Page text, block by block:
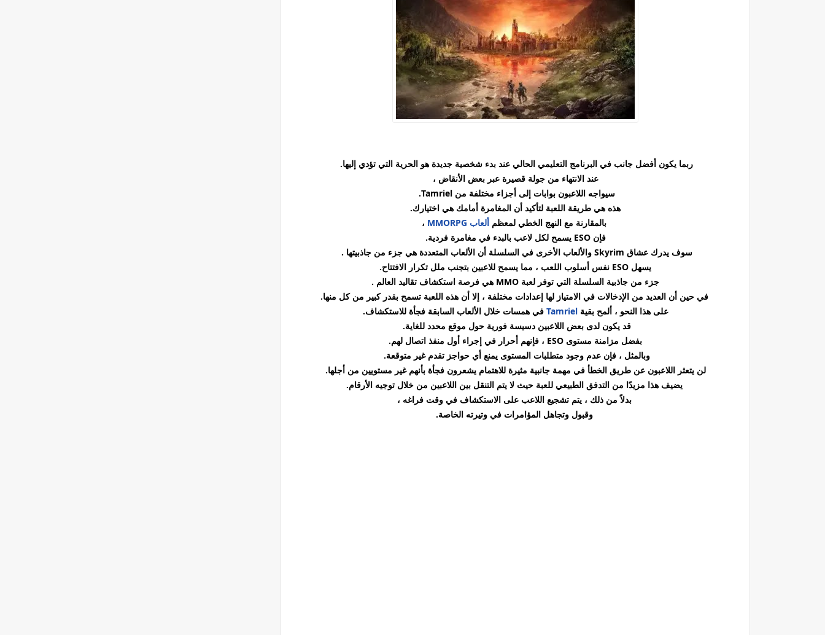
ربما يكون أفضل جانب في البرنامج التعليمي الحالي عند بدء شخصية جديدة هو الحرية التي تؤدي إليها.
عند الانتهاء من جولة قصيرة عبر بعض الأنقاض ،
سيواجه اللاعبون بوابات إلى أجزاء مختلفة من Tamriel.
هذه هي طريقة اللعبة لتأكيد أن المغامرة أمامك هي اختيارك.
بالمقارنة مع النهج الخطي لمعظم ألعاب MMORPG
،
فإن ESO يسمح لكل لاعب بالبدء في مغامرة فردية.
سوف يدرك عشاق Skyrim والألعاب الأخرى في السلسلة أن الألعاب المتعددة هي جزء من جاذبيتها .
يسهل ESO نفس أسلوب اللعب ، مما يسمح للاعبين بتجنب ملل تكرار الافتتاح.
جزء من جاذبية السلسلة التي توفر لعبة MMO هي فرصة استكشاف تقاليد العالم .
في حين أن العديد من الإدخالات في الامتياز لها إعدادات مختلفة ، إلا أن هذه اللعبة تسمح بقدر كبير من كل منها.
على هذا النحو ، ألمح بقيةTamriel في همسات خلال الألعاب السابقة فجأة للاستكشاف.
قد يكون لدى بعض اللاعبين دسيسة فورية حول موقع محدد للغاية.
بفضل مزامنة مستوى ESO ، فإنهم أحرار في إجراء أول منفذ اتصال لهم.
وبالمثل ، فإن عدم وجود متطلبات المستوى يمنع أي حواجز تقدم غير متوقعة.
لن يتعثر اللاعبون عن طريق الخطأ في مهمة جانبية مثيرة للاهتمام يشعرون فجأة بأنهم غير مستويين من أجلها.
يضيف هذا مزيدًا من التدفق الطبيعي للعبة حيث لا يتم التنقل بين اللاعبين من خلال توجيه الأرقام.
بدلاً من ذلك ، يتم تشجيع اللاعب على الاستكشاف في وقت فراغه ،
وقبول وتجاهل المؤامرات في وتيرته الخاصة.